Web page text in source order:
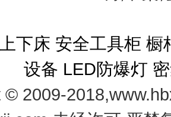
上下床 安全工具柜 橱
设备 LED防爆灯
© 2009-